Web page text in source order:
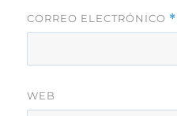
CORREO ELECTRÓNICO *
WEB